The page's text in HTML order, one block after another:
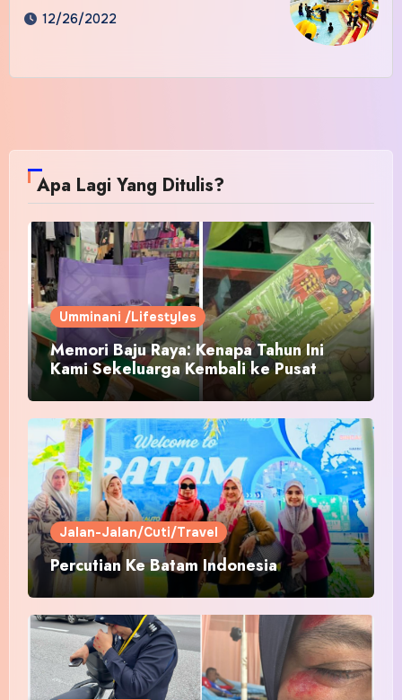
12/26/2022
Apa Lagi Yang Ditulis?
Umminani /Lifestyles
Memori Baju Raya: Kenapa Tahun Ini
Kami Sekeluarga Kembali ke Pusat
Pakaian Hari-Hari?
Jalan-Jalan/Cuti/Travel
Percutian Ke Batam Indonesia